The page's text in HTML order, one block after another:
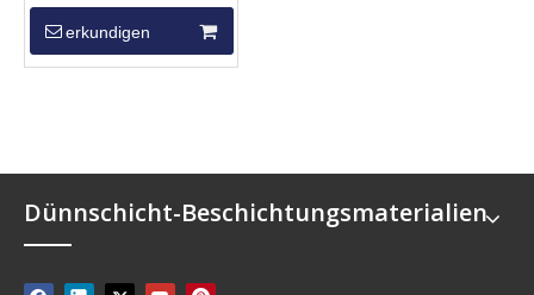
erkundigen
Dünnschicht-Beschichtungsmaterialien